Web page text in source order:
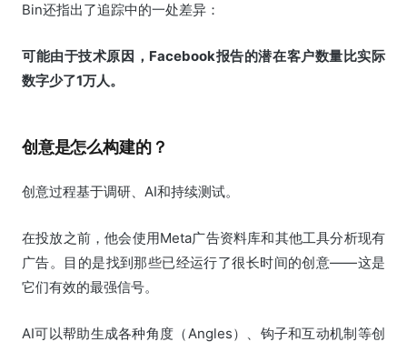
Bin还指出了追踪中的一处差异：
可能由于技术原因，Facebook报告的潜在客户数量比实际
数字少了1万人。
创意是怎么构建的？
创意过程基于调研、AI和持续测试。
在投放之前，他会使用Meta广告资料库和其他工具分析现有
广告。目的是找到那些已经运行了很长时间的创意——这是
它们有效的最强信号。
AI可以帮助生成各种角度（Angles）、钩子和互动机制等创